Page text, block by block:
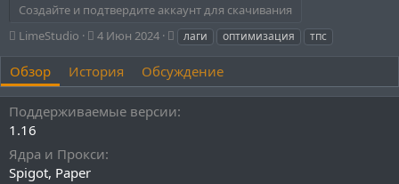
Создайте и подтвердите аккаунт для скачивания
А
т
о
р
LimeStudio
Д
т
а
с
о
а
4 Июн 2024
Т
г
и
лаги оптимизация тпс
Обзор История Обсуждение
Поддерживаемые версии
1.16
Ядра и Прокси
Spigot Paper